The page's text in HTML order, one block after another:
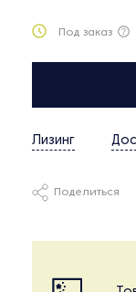
Под заказ
Лизинг
Поделиться